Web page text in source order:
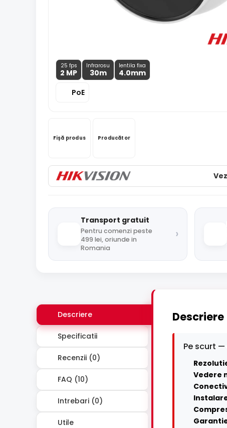
25 fps
2 MP
Infrarosu
30m
lentila fixa
4.0mm
PoE
Fișă produs Producător
Transport gratuit
Pentru comenzi peste
499 lei, oriunde in
Romania
›
Descriere
Specificatii
Recenzii (0)
FAQ (10)
Intrebari (0)
Utile
Descriere
Pe scurt
Vedere